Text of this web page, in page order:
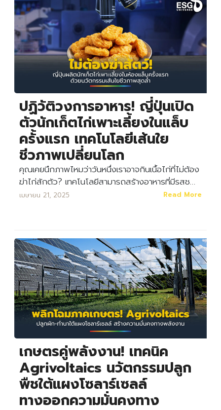
ปฏิวัติวงการอาหาร! ญี่ปุ่นเปิด
ตัวนักเก็ตไก่เพาะเลี้ยงในแล็บ
ครั้งแรก เทคโนโลยีเส้นใย
ชีวภาพเปลี่ยนโลก
คุณเคยนึกภาพไหมว่าวันหนึ่งเราอาจกินเนื้อไก่ที่ไม่ต้อง
ฆ่าไก่สักตัว? เทคโนโลยีสามารถสร้างอาหารที่มีรสช…
เมษายน 21, 2025 Read More
เกษตรคู่พลังงาน! เทคนิค
Agrivoltaics นวัตกรรมปลูก
พืชใต้แผงโซลาร์เซลล์
ทางออกความมั่นคงทาง